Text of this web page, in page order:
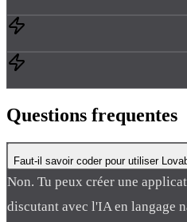
Questions frequentes
Faut-il savoir coder pour utiliser
Non. Tu peux créer une
discutant avec l'IA en langage